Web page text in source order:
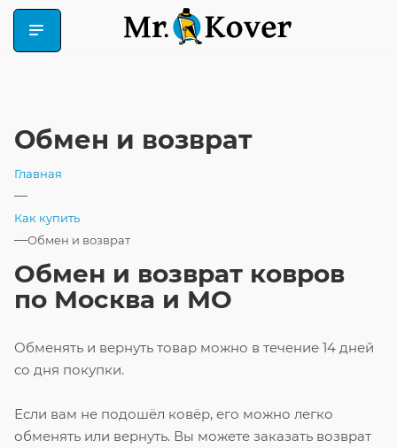
Обмен и возврат
Главная
—
Как купить
—Обмен и возврат
Обмен и возврат ковров
по Москва и МО
Обменять и вернуть товар можно в течение 14 дней
со дня покупки.
Если вам не подошёл ковёр, его можно легко
обменять или вернуть. Вы можете заказать возврат